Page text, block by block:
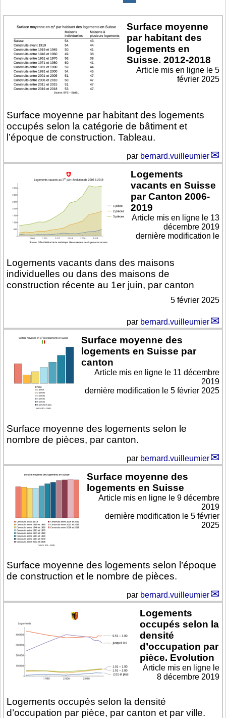
Surface moyenne
par habitant des
logements en
Suisse. 2012-2018
Surface moyenne par habitant des logements
occupés selon la catégorie de bâtiment et
l’époque de construction. Tableau.
Article mis en ligne le 5
février 2025
par bernard.vuilleumier
Logements
vacants en Suisse
par Canton 2006-
2019
Logements vacants dans des maisons
individuelles ou dans des maisons de
construction récente au 1er juin, par canton
Article mis en ligne le 13
décembre 2019
dernière modification le
5 février 2025
par bernard.vuilleumier
Surface moyenne des
logements en Suisse par
canton
Surface moyenne des logements selon le
nombre de pièces, par canton.
Article mis en ligne le 11 décembre
2019
dernière modification le 5 février 2025
par bernard.vuilleumier
Surface moyenne des
logements en Suisse
Surface moyenne des logements selon l’époque
de construction et le nombre de pièces.
Article mis en ligne le 9 décembre
2019
dernière modification le 5 février
2025
par bernard.vuilleumier
Logements
occupés selon la
densité
d’occupation par
pièce. Evolution
Logements occupés selon la densité
d’occupation par pièce, par canton et par ville.
Article mis en ligne le
8 décembre 2019